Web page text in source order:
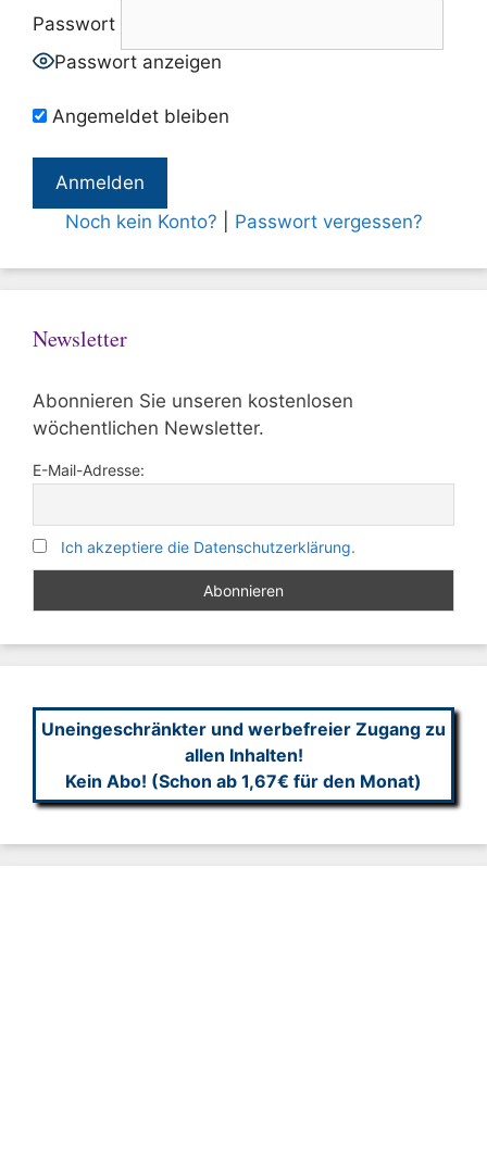
Passwort
Passwort anzeigen
Angemeldet bleiben
Noch kein Konto? Passwort vergessen?
Newsletter
Abonnieren Sie unseren kostenlosen
wöchentlichen Newsletter.
E-Mail-Adresse:
Ich akzeptiere die Datenschutzerklärung.
Uneingeschränkter und werbefreier Zugang zu
allen Inhalten!
Kein Abo! (Schon ab 1,67€ für den Monat)